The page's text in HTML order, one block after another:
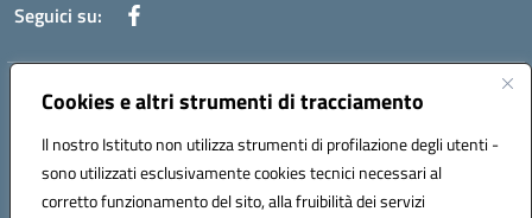
Cookies e altri strumenti di tracciamento
Il nostro Istituto non utilizza strumenti di profilazione degli utenti -
sono utilizzati esclusivamente cookies tecnici necessari al
corretto funzionamento del sito, alla fruibilità dei servizi
Seguici su:
Indirizzo:Via Selicato, 1 71122 FOGGIA (FG)
Posta elettronica certificata (PEC):fgee01200c@pec.istruzione.it
Codice fiscale: 80005820719